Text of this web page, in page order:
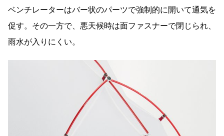
ベンチレーターはバー状のパーツで強制的に開いて通気を
促す。その一方で、悪天候時は面ファスナーで閉じられ、
雨水が入りにくい。